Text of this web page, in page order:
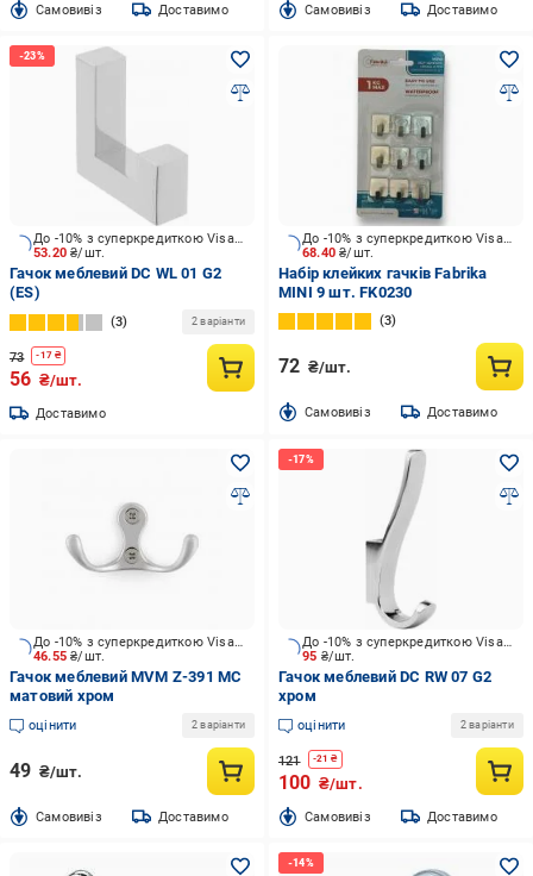
Cамовивіз Доставимо Cамовивіз Доставимо
53.20₴/шт.
До -10% з суперкредиткою Visa Вигода
Гачок меблевий DC WL 01 G2
(ES)
3 2 варіанти
73 -17 ₴
56 ₴/шт.
Доставимо
68.40₴/шт.
До -10% з суперкредиткою Visa Вигода
Набір клейких гачків Fabrika
MINI 9 шт. FK0230
3
72 ₴/шт.
Cамовивіз Доставимо
46.55₴/шт.
До -10% з суперкредиткою Visa Вигода
Гачок меблевий MVM Z-391 MC
матовий хром
оцінити 2 варіанти
49 ₴/шт.
Cамовивіз Доставимо
95 ₴/шт.
До -10% з суперкредиткою Visa Вигода
Гачок меблевий DC RW 07 G2
хром
оцінити 2 варіанти
121 -21 ₴
100 ₴/шт.
Cамовивіз Доставимо